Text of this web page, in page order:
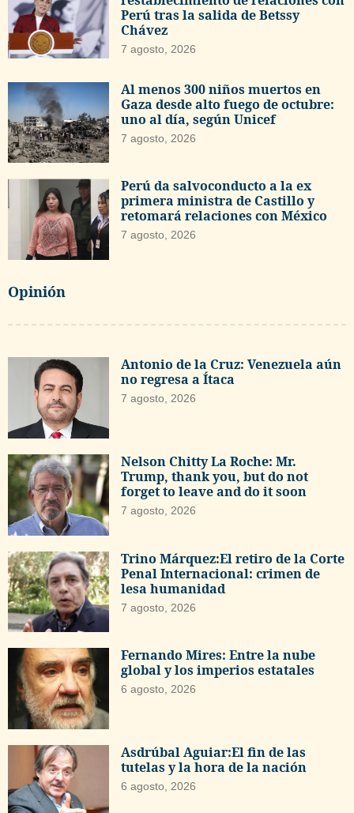
Perú tras la salida de Betssy
Chávez
7 agosto, 2026
Al menos 300 niños muertos en
Gaza desde alto fuego de octubre:
uno al día, según Unicef
7 agosto, 2026
Perú da salvoconducto a la ex
primera ministra de Castillo y
retomará relaciones con México
7 agosto, 2026
Opinión
Antonio de la Cruz: Venezuela aún
no regresa a Ítaca
7 agosto, 2026
Nelson Chitty La Roche: Mr.
Trump, thank you, but do not
forget to leave and do it soon
7 agosto, 2026
Trino Márquez:El retiro de la Corte
Penal Internacional: crimen de
lesa humanidad
7 agosto, 2026
Fernando Mires: Entre la nube
global y los imperios estatales
6 agosto, 2026
Asdrúbal Aguiar:El fin de las
tutelas y la hora de la nación
6 agosto, 2026